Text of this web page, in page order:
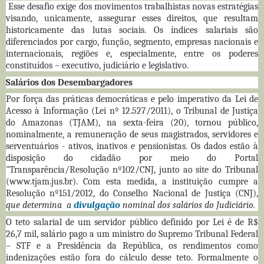
Esse desafio exige dos movimentos trabalhistas novas estratégias
visando, unicamente, assegurar esses direitos, que resultam
historicamente das lutas sociais. Os índices salariais são
diferenciados por cargo, função, segmento, empresas nacionais e
internacionais, regiões e, especialmente, entre os poderes
constituídos – executivo, judiciário e legislativo.
Salários dos Desembargadores
Por força das práticas democráticas e pelo imperativo da Lei de
Acesso à Informação (Lei nº 12.527/2011), o Tribunal de Justiça
do Amazonas (TJAM), na sexta-feira (20), tornou público,
nominalmente, a remuneração de seus magistrados, servidores e
serventuários - ativos, inativos e pensionistas. Os dados estão à
disposição do cidadão por meio do Portal
"Transparência/Resolução nº102/CNJ, junto ao site do Tribunal
(www.tjam.jus.br). Com esta medida, a instituição cumpre a
Resolução nº151/2012, do Conselho Nacional de Justiça (CNJ),
que determina a divulgação nominal dos salários do Judiciário.
O teto salarial de um servidor público definido por Lei é de R$
26,7 mil, salário pago a um ministro do Supremo Tribunal Federal
– STF e a Presidência da República, os rendimentos como
indenizações estão fora do cálculo desse teto. Formalmente o